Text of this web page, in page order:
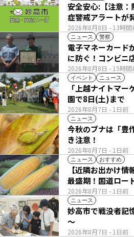
2026年8月8日 - 13時間
安全安心:【注意：
症警戒アラートが
ニュース 警察
2026年8月8日 - 15時間
電子マネーカード
に防ぐ！コンビニ
イベント ニュース
2026年8月7日 - 1日前
「上越ナイトマ
園で8日(土)まで
ニュース
2026年8月7日 - 1日前
今秋のブナは「豊作」予測 ク
き注意！
ニュース おすすめ
2026年8月7日 - 1日前
【近隣お出かけ
最盛期！国道ロー
い列
ニュース
2026年8月7日 - 1日前
妙高市で戦没者記
～